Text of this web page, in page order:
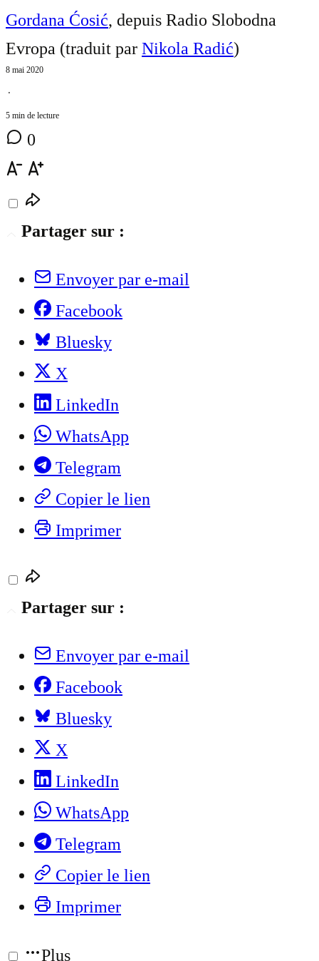
Gordana Ćosić, depuis Radio Slobodna
Evropa (traduit par Nikola Radić)
8 mai 2020
⋅
5 min de lecture
0
Partager sur :
Envoyer par e-mail
Facebook
Bluesky
X
LinkedIn
WhatsApp
Telegram
Copier le lien
Imprimer
Partager sur :
Envoyer par e-mail
Facebook
Bluesky
X
LinkedIn
WhatsApp
Telegram
Copier le lien
Imprimer
Plus